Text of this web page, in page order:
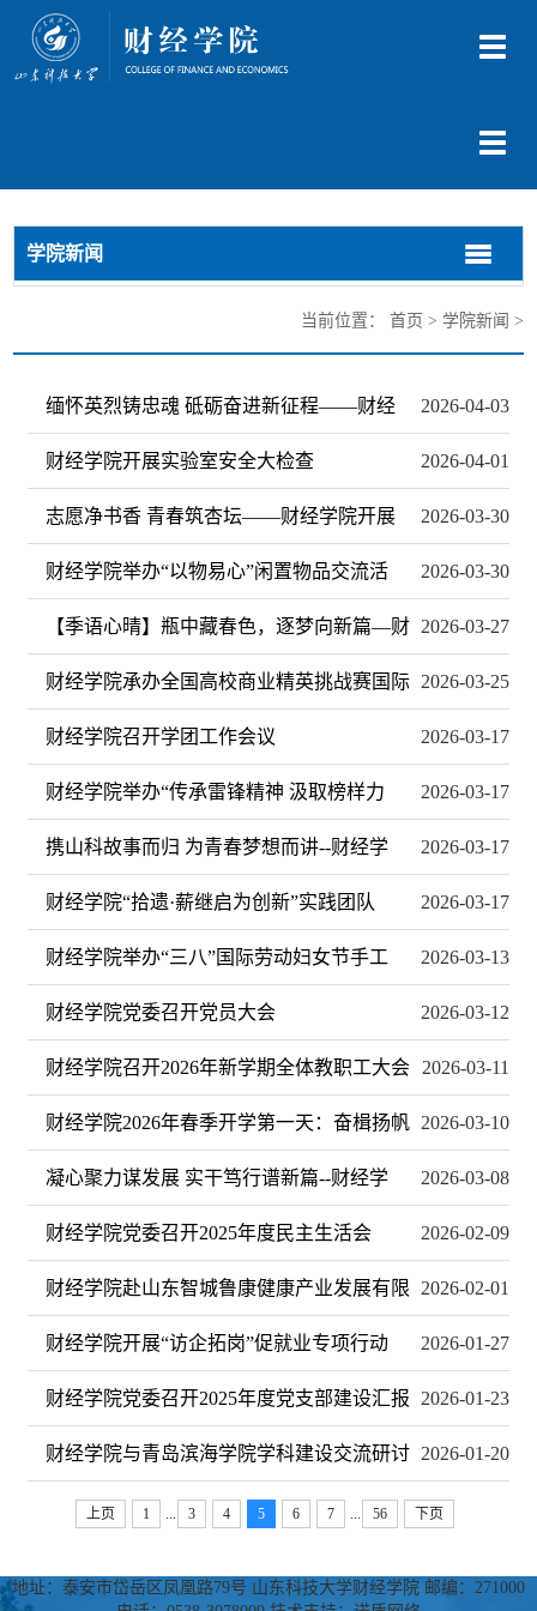
切
切
导
学院新闻
切
换
航
切
换
航
当前位置： 首页 > 学院新闻 >
缅怀英烈铸忠魂 砥砺奋进新征程——财经 2026-04-03
财经学院开展实验室安全大检查 2026-04-01
志愿净书香 青春筑杏坛——财经学院开展 2026-03-30
财经学院举办“以物易心”闲置物品交流活 2026-03-30
【季语心晴】瓶中藏春色，逐梦向新篇—财 2026-03-27
财经学院承办全国高校商业精英挑战赛国际 2026-03-25
财经学院召开学团工作会议 2026-03-17
财经学院举办“传承雷锋精神 汲取榜样力 2026-03-17
携山科故事而归 为青春梦想而讲--财经学 2026-03-17
财经学院“拾遗·薪继启为创新”实践团队 2026-03-17
财经学院举办“三八”国际劳动妇女节手工 2026-03-13
财经学院党委召开党员大会 2026-03-12
财经学院召开2026年新学期全体教职工大会 2026-03-11
财经学院2026年春季开学第一天：奋楫扬帆 2026-03-10
凝心聚力谋发展 实干笃行谱新篇--财经学 2026-03-08
财经学院党委召开2025年度民主生活会 2026-02-09
财经学院赴山东智城鲁康健康产业发展有限 2026-02-01
财经学院开展“访企拓岗”促就业专项行动 2026-01-27
财经学院党委召开2025年度党支部建设汇报 2026-01-23
财经学院与青岛滨海学院学科建设交流研讨 2026-01-20
上页 1 ... 3 4 5 6 7 ... 56 下页
地址：泰安市岱岳区凤凰路79号 山东科技大学财经学院 邮编：271000